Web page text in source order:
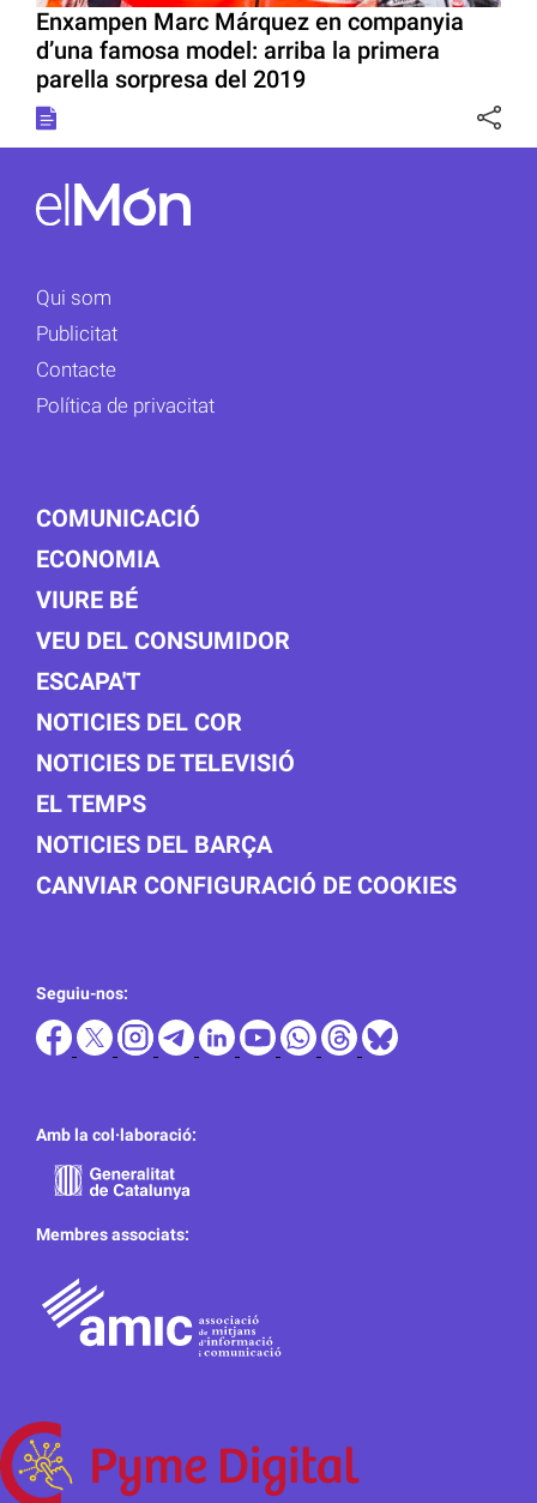
Enxampen Marc Márquez en companyia
d’una famosa model: arriba la primera
parella sorpresa del 2019
Qui som
Publicitat
Contacte
Política de privacitat
COMUNICACIÓ
ECONOMIA
VIURE BÉ
VEU DEL CONSUMIDOR
ESCAPA'T
NOTICIES DEL COR
NOTICIES DE TELEVISIÓ
EL TEMPS
NOTICIES DEL BARÇA
CANVIAR CONFIGURACIÓ DE COOKIES
Seguiu-nos:
Amb la col·laboració:
Membres associats: